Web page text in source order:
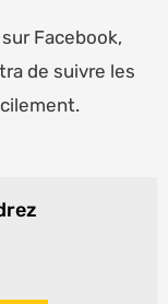
Facebook,
de suivre les